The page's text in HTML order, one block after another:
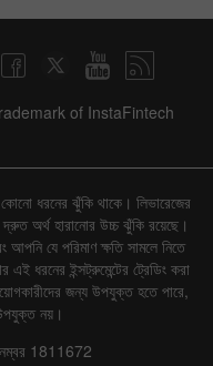
of InstaFintech
ধরনের ঝুঁকি থাকে। লিভারেজের
দ্রুত অর্থ হারানোর উচ্চ ঝুঁকি রয়েছে।
যে পরিমাণ ক্ষতি সামলে নিতে
এই ধরনের ইন্সট্রুমেন্টের ট্রেডিং করা
জন্য উপযুক্ত হতে পারে,
নয়।
নম্বর 1811672